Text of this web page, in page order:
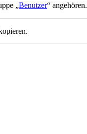
„Benutzer“ angehören.